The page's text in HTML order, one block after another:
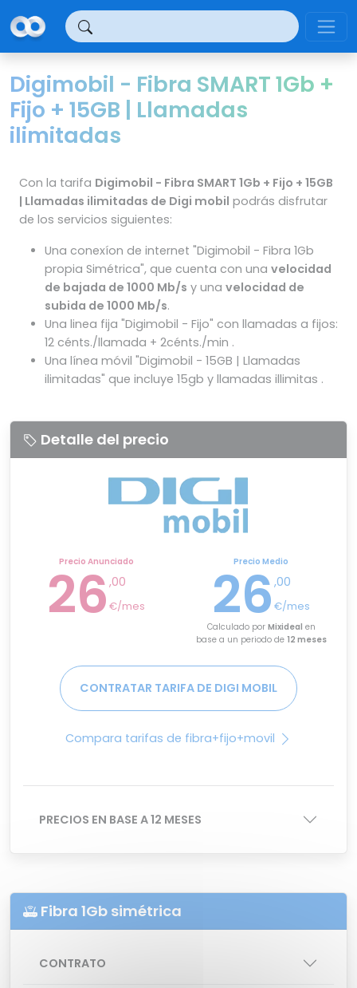
Digimobil - Fibra SMART 1Gb +
Fijo + 15GB | Llamadas
ilimitadas
Con la tarifa Digimobil - Fibra SMART 1Gb + Fijo + 15GB
| Llamadas ilimitadas de Digi mobil podrás disfrutar
de los servicios siguientes:
Una conexíon de internet "Digimobil - Fibra 1Gb
propia Simétrica", que cuenta con una velocidad
de bajada de 1000 Mb/s y una velocidad de
subida de 1000 Mb/s.
Una linea fija "Digimobil - Fijo" con llamadas a fijos:
12 cénts./llamada + 2cénts./min .
Una línea móvil "Digimobil - 15GB | Llamadas
ilimitadas" que incluye 15gb y llamadas illimitas .
Detalle del precio
Precio Anunciado
26 ,00
€/mes
Precio Medio
26 ,00
€/mes
Calculado por Mixideal en
base a un periodo de 12 meses
CONTRATAR TARIFA DE DIGI MOBIL
Compara tarifas de fibra+fijo+movil
PRECIOS EN BASE A 12 MESES
Fibra 1Gb simétrica
CONTRATO
Panel de gestión de cookies